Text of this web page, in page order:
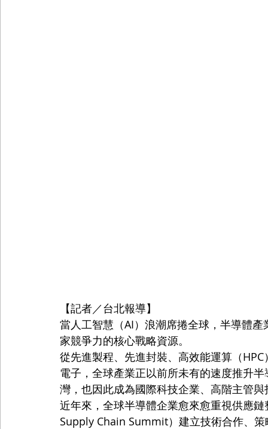
【記者／台北報導】
當人工智慧（AI）浪潮席捲全球，半導體
家競爭力的核心戰略資源。
從先進製程、先進封裝、高效能運算（
電子，全球產業正以前所未有的速度推升
灣，也因此成為國際科技企業、高階主管
近年來，全球半導體企業愈來愈重視供應
Supply Chain Summit）建立技術合作、